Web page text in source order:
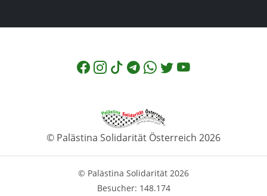
© Palästina Solidarität Österreich 2026
© Palästina Solidarität 2026
Besucher: 148.174